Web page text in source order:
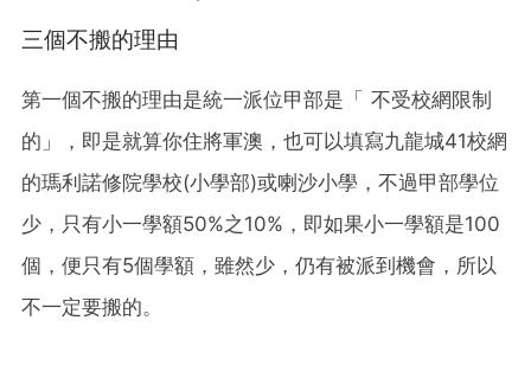
三個不搬的理由
第一個不搬的理由是統一派位甲部是「 不受校網限制
的」，即是就算你住將軍澳，也可以填寫九龍城41校網
的瑪利諾修院學校(小學部)或喇沙小學，不過甲部學位
少，只有小一學額50%之10%，即如果小一學額是100
個，便只有5個學額，雖然少，仍有被派到機會，所以
不一定要搬的。